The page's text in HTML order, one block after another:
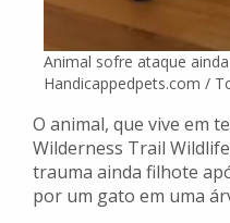
Animal sofre ataque
Handicappedpets.com /
O animal, que vive em
Wilderness Trail
trauma ainda filhote
por um gato em uma